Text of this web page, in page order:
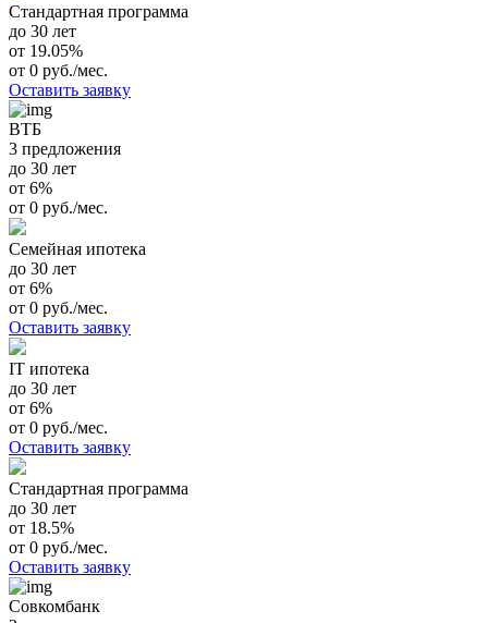
Стандартная программа
до 30 лет
от 19.05%
от 0 руб./мес.
Оставить заявку
ВТБ
3 предложения
до 30 лет
от 6%
от 0 руб./мес.
Семейная ипотека
до 30 лет
от 6%
от 0 руб./мес.
Оставить заявку
IT ипотека
до 30 лет
от 6%
от 0 руб./мес.
Оставить заявку
Стандартная программа
до 30 лет
от 18.5%
от 0 руб./мес.
Оставить заявку
Совкомбанк